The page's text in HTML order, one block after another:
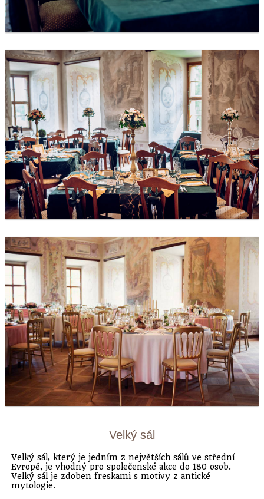
Velký sál
Velký sál, který je jedním z největších sálů ve střední
Evropě, je vhodný pro společenské akce do 180 osob.
Velký sál je zdoben freskami s motivy z antické
mytologie.